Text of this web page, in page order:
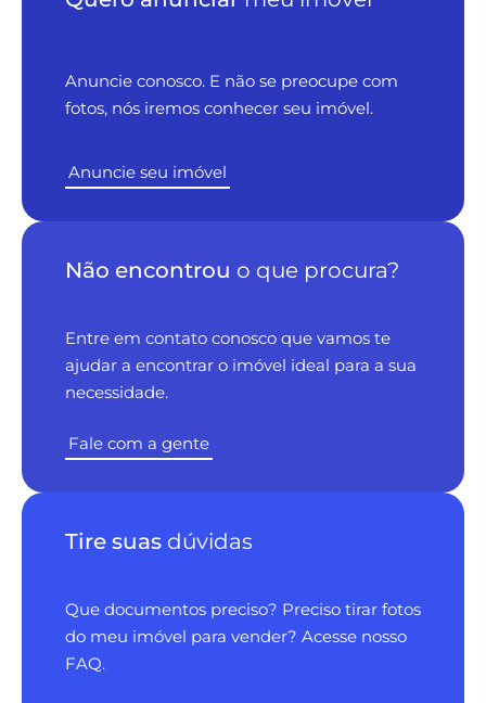
Anuncie conosco. E não se preocupe com
fotos, nós iremos conhecer seu imóvel.
Anuncie seu imóvel
Não encontrou o que procura?
Entre em contato conosco que vamos te
ajudar a encontrar o imóvel ideal para a sua
necessidade.
Fale com a gente
Tire suas dúvidas
Que documentos preciso? Preciso tirar fotos
do meu imóvel para vender? Acesse nosso
FAQ.